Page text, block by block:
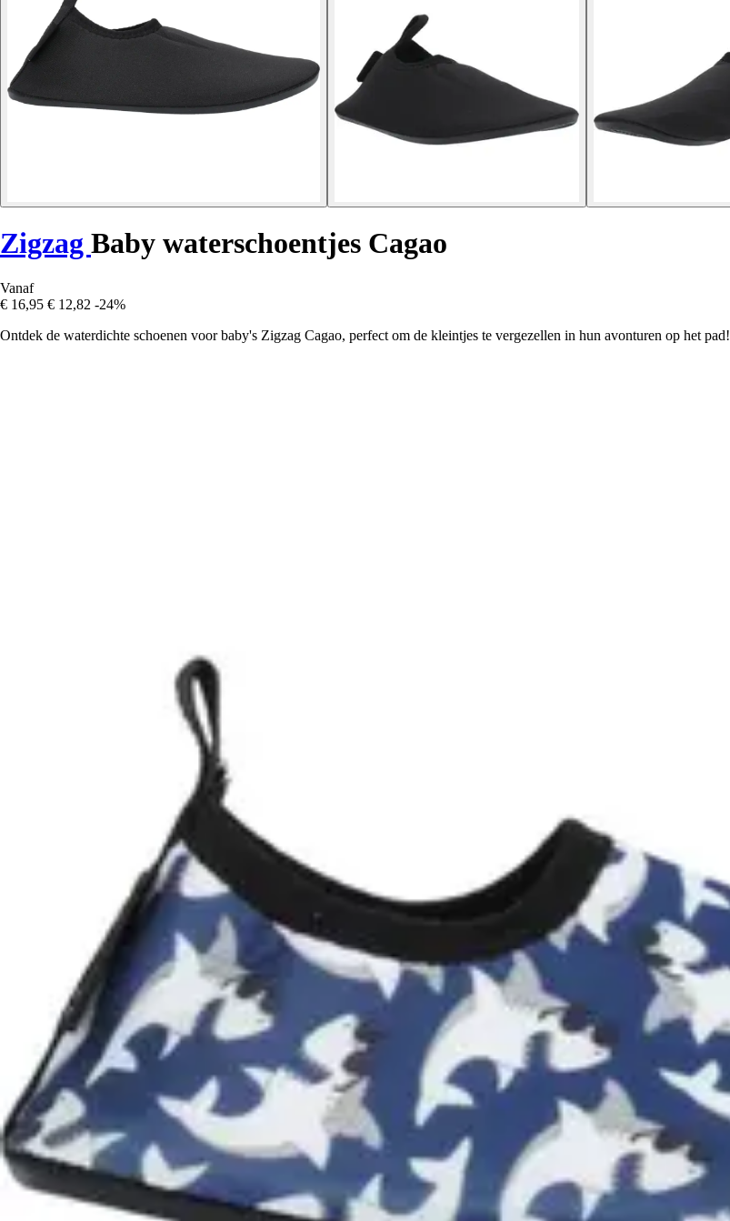
Zigzag Baby waterschoentjes Cagao
Vanaf
€ 16,95 € 12,82 -24%
Ontdek de waterdichte schoenen voor baby's Zigzag Cagao, perfect om de kleintjes te vergezellen in hun avonturen op het pad!